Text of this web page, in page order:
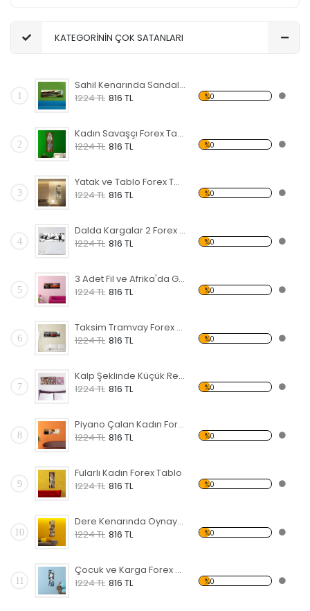
KATEGORİNİN ÇOK SATANLARI
1
Sahil Kenarında Sandal Forex Tablo
1224 TL 816 TL %0
2
Kadın Savaşçı Forex Tablo
1224 TL 816 TL %0
3
Yatak ve Tablo Forex Tablo
1224 TL 816 TL %0
4
Dalda Kargalar 2 Forex Tablo
1224 TL 816 TL %0
5
3 Adet Fil ve Afrika'da Gün Batımı Forex Tablo
1224 TL 816 TL %0
6
Taksim Tramvay Forex Tablo
1224 TL 816 TL %0
7
Kalp Şeklinde Küçük Resimler Forex Tablo
1224 TL 816 TL %0
8
Piyano Çalan Kadın Forex Tablo
1224 TL 816 TL %0
9
Fularlı Kadın Forex Tablo
1224 TL 816 TL %0
10
Dere Kenarında Oynayan Çocuklar Forex Tablo
1224 TL 816 TL %0
11
Çocuk ve Karga Forex Tablo
1224 TL 816 TL %0